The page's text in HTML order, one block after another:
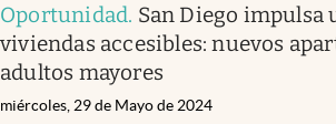
Oportunidad. San Diego impulsa
viviendas accesibles: nuevos
adultos mayores
miércoles, 29 de Mayo de 2024